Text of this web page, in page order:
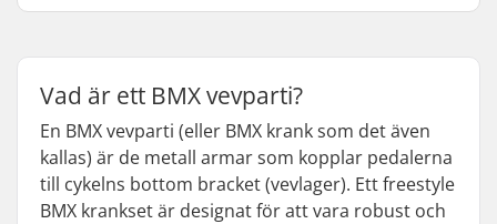
Vad är ett BMX vevparti?
En BMX vevparti (eller BMX krank som det även
kallas) är de metall armar som kopplar pedalerna
till cykelns bottom bracket (vevlager). Ett freestyle
BMX krankset är designat för att vara robust och